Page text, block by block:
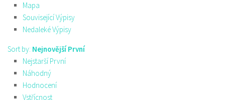
Mapa
Související Výpisy
Nedaleké Výpisy
Sort by: Nejnovější První
Nejstarší První
Náhodný
Hodnocení
Vstřícnost